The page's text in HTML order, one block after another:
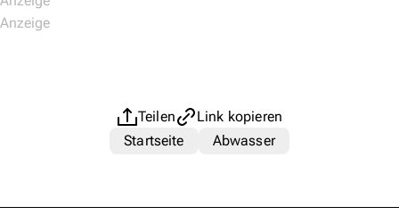
Teilen
Link kopieren
Startseite
Abwasser